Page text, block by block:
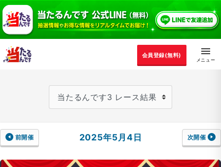
会員登録(無料)
前開催 2025年5月4日 次開催